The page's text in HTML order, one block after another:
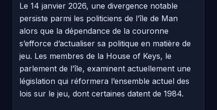
Le 14 janvier 2026, une divergence notable
persiste parmi les politiciens de l’île de Man
alors que la dépendance de la couronne
s’efforce d’actualiser sa politique en matière de
jeu. Les membres de la House of Keys, le
parlement de l’île, examinent actuellement une
législation qui réformera l’ensemble actuel des
lois sur le jeu, dont certaines datent de 1984.